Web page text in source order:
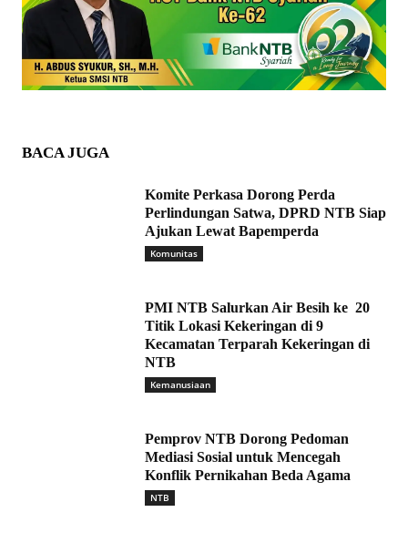
BACA JUGA
Komite Perkasa Dorong Perda
Perlindungan Satwa, DPRD NTB Siap
Ajukan Lewat Bapemperda
Komunitas
PMI NTB Salurkan Air Besih ke 20
Titik Lokasi Kekeringan di 9
Kecamatan Terparah Kekeringan di
NTB
Kemanusiaan
Pemprov NTB Dorong Pedoman
Mediasi Sosial untuk Mencegah
Konflik Pernikahan Beda Agama
NTB